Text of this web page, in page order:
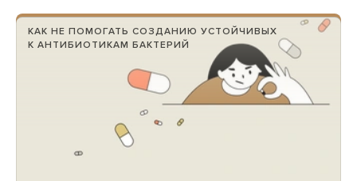
КАК НЕ ПОМОГАТЬ СОЗДАНИЮ УСТОЙЧИВЫХ
К АНТИБИОТИКАМ БАКТЕРИЙ